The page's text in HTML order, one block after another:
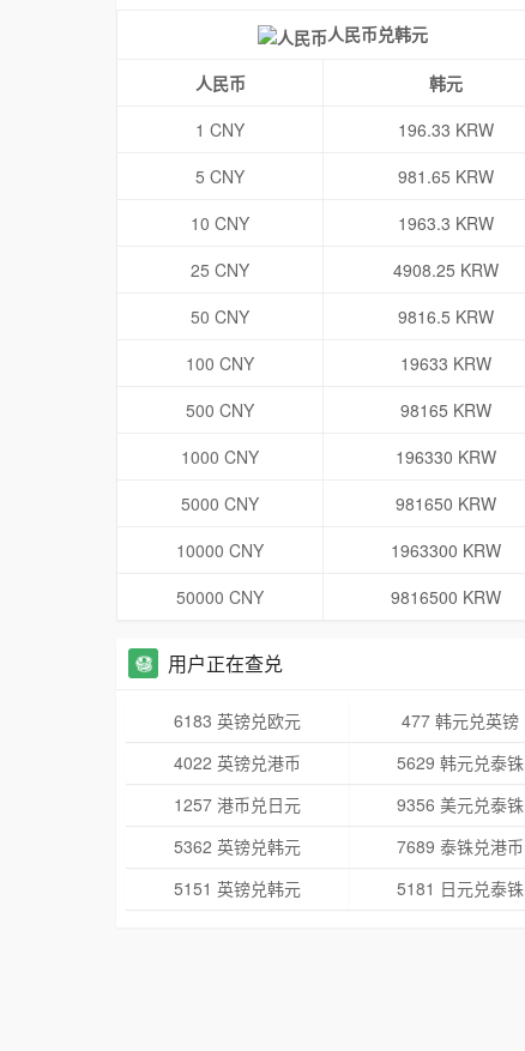
人民币兑韩元
人民币 韩元
1 CNY
196.33 KRW
5 CNY
981.65 KRW
10 CNY
1963.3 KRW
25 CNY
4908.25 KRW
50 CNY
9816.5 KRW
100 CNY
19633 KRW
500 CNY
98165 KRW
1000 CNY
196330 KRW
5000 CNY
981650 KRW
10000 CNY
1963300 KRW
50000 CNY
9816500 KRW
用户正在查兑
6183 英镑兑欧元 477 韩元兑英镑
4022 英镑兑港币
5629 韩元兑泰铢
1257 港币兑日元
9356 美元兑泰铢
5362 英镑兑韩元
7689 泰铢兑港币
5151 英镑兑韩元
5181 日元兑泰铢